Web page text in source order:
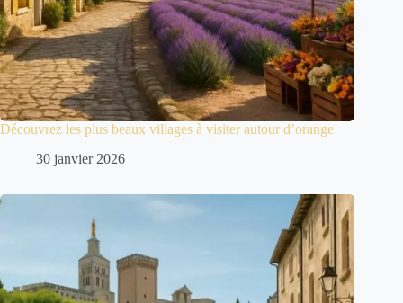
Découvrez les plus beaux villages à visiter autour d’orange
30 janvier 2026